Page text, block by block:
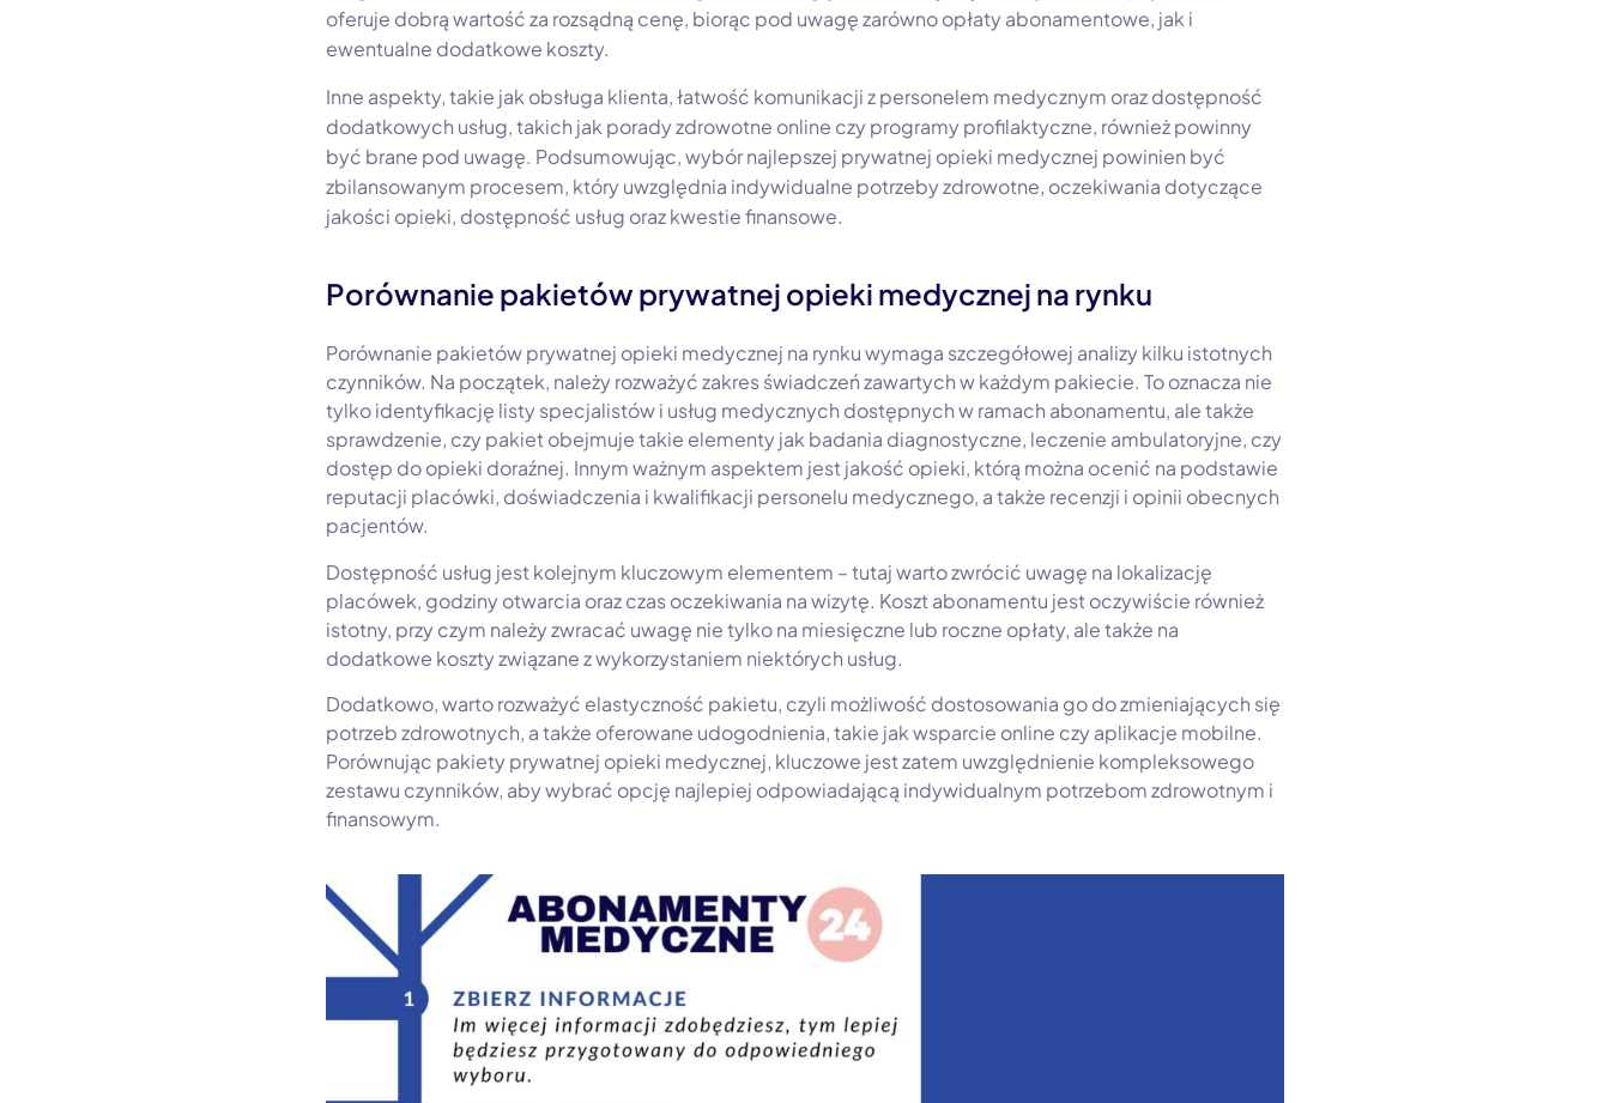
oferuje dobrą wartość za rozsądną cenę, biorąc pod uwagę zarówno opłaty abonamentowe, jak i
ewentualne dodatkowe koszty.
Inne aspekty, takie jak obsługa klienta, łatwość komunikacji z personelem medycznym oraz dostępność
dodatkowych usług, takich jak porady zdrowotne online czy programy profilaktyczne, również powinny
być brane pod uwagę. Podsumowując, wybór najlepszej prywatnej opieki medycznej powinien być
zbilansowanym procesem, który uwzględnia indywidualne potrzeby zdrowotne, oczekiwania dotyczące
jakości opieki, dostępność usług oraz kwestie finansowe.
Porównanie pakietów prywatnej opieki medycznej na rynku
Porównanie pakietów prywatnej opieki medycznej na rynku wymaga szczegółowej analizy kilku istotnych
czynników. Na początek, należy rozważyć zakres świadczeń zawartych w każdym pakiecie. To oznacza nie
tylko identyfikację listy specjalistów i usług medycznych dostępnych w ramach abonamentu, ale także
sprawdzenie, czy pakiet obejmuje takie elementy jak badania diagnostyczne, leczenie ambulatoryjne, czy
dostęp do opieki doraźnej. Innym ważnym aspektem jest jakość opieki, którą można ocenić na podstawie
reputacji placówki, doświadczenia i kwalifikacji personelu medycznego, a także recenzji i opinii obecnych
pacjentów.
Dostępność usług jest kolejnym kluczowym elementem – tutaj warto zwrócić uwagę na lokalizację
placówek, godziny otwarcia oraz czas oczekiwania na wizytę. Koszt abonamentu jest oczywiście również
istotny, przy czym należy zwracać uwagę nie tylko na miesięczne lub roczne opłaty, ale także na
dodatkowe koszty związane z wykorzystaniem niektórych usług.
Dodatkowo, warto rozważyć elastyczność pakietu, czyli możliwość dostosowania go do zmieniających się
potrzeb zdrowotnych, a także oferowane udogodnienia, takie jak wsparcie online czy aplikacje mobilne.
Porównując pakiety prywatnej opieki medycznej, kluczowe jest zatem uwzględnienie kompleksowego
zestawu czynników, aby wybrać opcję najlepiej odpowiadającą indywidualnym potrzebom zdrowotnym i
finansowym.